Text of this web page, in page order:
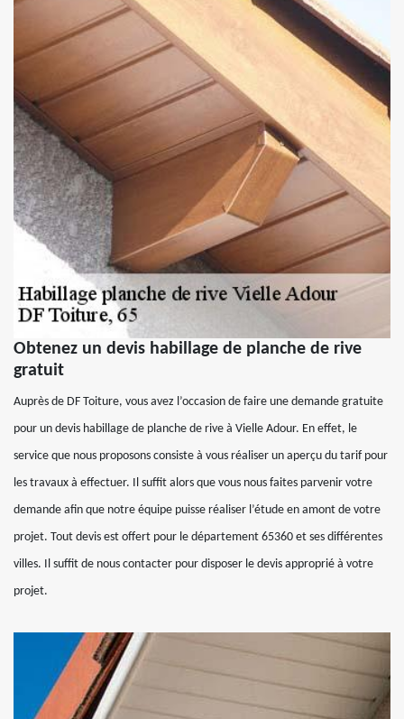
Obtenez un devis habillage de planche de rive
gratuit
Auprès de DF Toiture, vous avez l’occasion de faire une demande gratuite
pour un devis habillage de planche de rive à Vielle Adour. En effet, le
service que nous proposons consiste à vous réaliser un aperçu du tarif pour
les travaux à effectuer. Il suffit alors que vous nous faites parvenir votre
demande afin que notre équipe puisse réaliser l’étude en amont de votre
projet. Tout devis est offert pour le département 65360 et ses différentes
villes. Il suffit de nous contacter pour disposer le devis approprié à votre
projet.